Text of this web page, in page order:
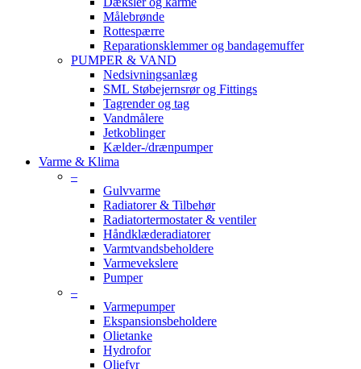
Målebrønde
Rottespærre
Reparationsklemmer og bandagemuffer
PUMPER & VAND
Nedsivningsanlæg
SML Støbejernsrør og Fittings
Tagrender og tag
Vandmålere
Jetkoblinger
Kælder-/drænpumper
Varme & Klima
–
Gulvvarme
Radiatorer & Tilbehør
Radiatortermostater & ventiler
Håndklæderadiatorer
Varmtvandsbeholdere
Varmevekslere
Pumper
–
Varmepumper
Ekspansionsbeholdere
Olietanke
Hydrofor
Oliefyr